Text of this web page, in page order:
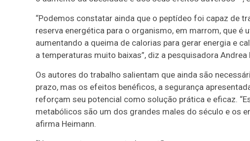
“Podemos constatar ainda que o peptídeo foi capaz de
reserva energética para o organismo, em marrom, que
aumentando a queima de calorias para gerar energia e
a temperaturas muito baixas”, diz a pesquisadora Andrea
Os autores do trabalho salientam que ainda são
prazo, mas os efeitos benéficos, a segurança
reforçam seu potencial como solução prática e eficaz.
metabólicos são um dos grandes males do século e os
afirma Heimann.